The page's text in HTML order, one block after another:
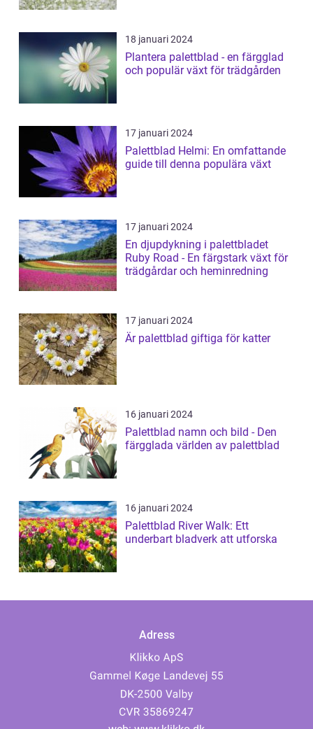
18 januari 2024
Plantera palettblad - en färgglad
och populär växt för trädgården
17 januari 2024
Palettblad Helmi: En omfattande
guide till denna populära växt
17 januari 2024
En djupdykning i palettbladet
Ruby Road - En färgstark växt för
trädgårdar och heminredning
17 januari 2024
Är palettblad giftiga för katter
16 januari 2024
Palettblad namn och bild - Den
färgglada världen av palettblad
16 januari 2024
Palettblad River Walk: Ett
underbart bladverk att utforska
Adress